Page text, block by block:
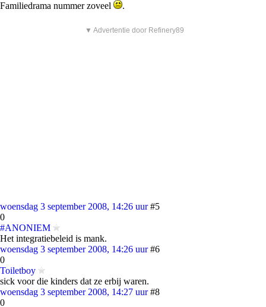
Familiedrama nummer zoveel
.
▼ Advertentie door Refinery89
woensdag 3 september 2008, 14:26 uur #5
0
#ANONIEM
Het integratiebeleid is mank.
woensdag 3 september 2008, 14:26 uur #6
0
Toiletboy
sick voor die kinders dat ze erbij waren.
woensdag 3 september 2008, 14:27 uur #8
0